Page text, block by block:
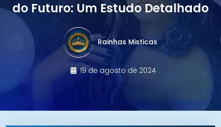
do Futuro: Um Estudo Detalhado
Rainhas Misticas
19 de agosto de 2024